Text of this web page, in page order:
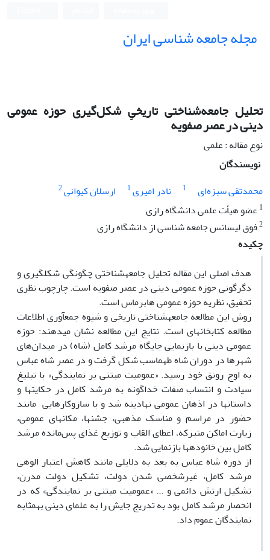
مجله جامعه شناسی ایران
تحلیل جامعه‌شناختی تاریخیِ شکل‌گیری حوزه عمومی
دینی در عصر صفویه
نوع مقاله : علمی
نویسندگان
محمدتقی سبزه‌ای
1 نادر امیری1 ارسلان کیوانی2
1 عضو هیأت علمی دانشگاه رازی
2فوق‬ لیسانس جامعه ‬شناسی از دانشگاه رازی
چکیده
هدف اصلی این مقاله تحلیل جامعهشناختی چگونگی شکلگیری و
دگرگونی حوزه عمومی دینی در عصر صفویه است. چارچوب نظری
تحقیق، نظریه حوزه عمومی هابرماس است.
روش این مطالعه جامعهشناختی تاریخی و شیوه جمعآوری اطلاعات
مطالعه کتابخانهای است. نتایج این مطالعه نشان میدهند: حوزه
عمومی دینی با بازنمایی جایگاه مرشد کامل (شاه) در میدان‌های
شهرها در دوران شاه طهماسب شکل گرفت و در عصر شاه عباس
به اوج رونق خود رسید. «عمومیت مبتنی بر نمایندگی» با تبلیغ
سیادت و انتساب صفات خداگونه به مرشد کامل در حکایتها و
داستانها در اذهان عمومی نهادینه شد و با سازوکارهایی مانند
حضور در مراسم و مناسک مذهبی، جشن­ها، مکانهای عمومی،
زیارت اماکن متبرکه، اعطای القاب و توزیع غذای پس‌مانده مرشد
کامل بین خانودهها بازنمایی شد.
از دوره شاه عباس به بعد به دلایلی مانند کاهش اعتبار الوهی
مرشد کامل، غیرشخصی شدن دولت، تشکیل دولت مدرن،
تشکیل ارتش دائمی و ... «عمومیت مبتنی بر نمایندگی» که در
انحصار مرشد کامل بود به تدریج جایش را به علمای دینی بهمثابه
نمایندگان عموم داد.